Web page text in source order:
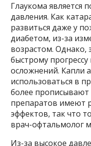
Глаукома является
давления. Как
развиться даже у
диабетом, из-за
возрастом. Однако,
быстрому
осложнений. Капли
использоваться в
более прописывают
препаратов имеют
эффектов, так что
врач-офтальмолог
Из-за высокое